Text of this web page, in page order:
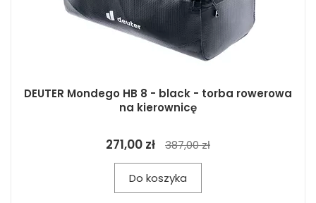
DEUTER Mondego HB 8 - black - torba rowerowa
na kierownicę
271,00 zł 387,00 zł
Do koszyka